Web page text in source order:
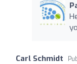
Carl Schmidt